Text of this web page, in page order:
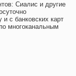
Сиалис и другие
с банковских карт
по многоканальным